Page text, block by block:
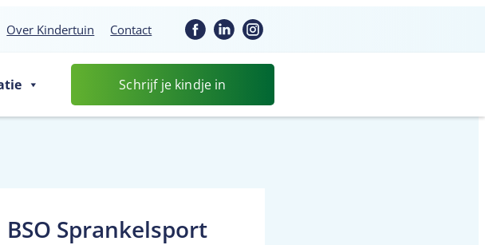
Over Kindertuin Contact
Schrijf je kindje in
BSO Sprankelsport